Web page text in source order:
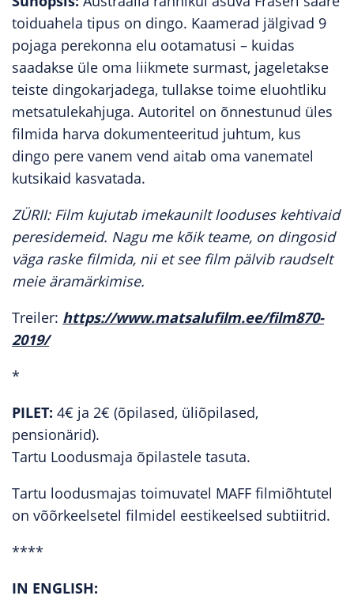
toiduahela tipus on dingo. Kaamerad jälgivad 9
pojaga perekonna elu ootamatusi – kuidas
saadakse üle oma liikmete surmast, jageletakse
teiste dingokarjadega, tullakse toime eluohtliku
metsatulekahjuga. Autoritel on õnnestunud üles
filmida harva dokumenteeritud juhtum, kus
dingo pere vanem vend aitab oma vanematel
kutsikaid kasvatada.
ZÜRII: Film kujutab imekaunilt looduses kehtivaid
peresidemeid. Nagu me kõik teame, on dingosid
väga raske filmida, nii et see film pälvib raudselt
meie äramärkimise.
Treiler: https://www.matsalufilm.ee/film870-
2019/
*
PILET: 4€ ja 2€ (õpilased, üliõpilased,
pensionärid).
Tartu Loodusmaja õpilastele tasuta.
Tartu loodusmajas toimuvatel MAFF filmiõhtutel
on võõrkeelsetel filmidel eestikeelsed subtiitrid.
****
IN ENGLISH: